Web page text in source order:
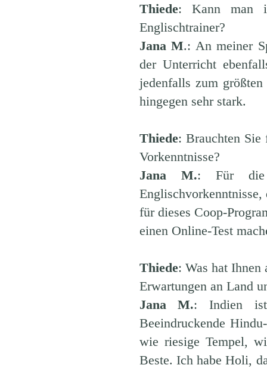
Thiede: Kann man
Englischtrainer?
Jana M.: An meiner
der Unterricht
jedenfalls zum
hingegen sehr stark.
Thiede: Brauchten Sie
Vorkenntnisse?
Jana M.: Für die
für dieses Coop-
einen Online-Test
Thiede: Was hat Ihnen
Erwartungen an Land
Jana M.: Indien ist
Beeindruckende
wie riesige Tempel,
Beste. Ich habe Holi,